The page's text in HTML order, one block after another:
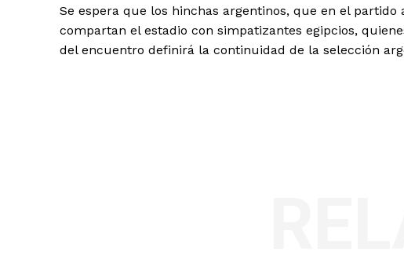
Se espera que los hinchas argentinos, que en el
compartan el estadio con simpatizantes egipcios,
del encuentro definirá la continuidad de la selección